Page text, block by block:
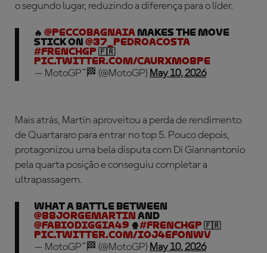
o segundo lugar, reduzindo a diferença para o líder.
🔥 @peccobagnaia makes the move
stick on @37_pedroacosta
#FrenchGP 🇫🇷
pic.twitter.com/CAUrxMO8PE
— MotoGP™🏁 (@MotoGP) May 10, 2026
Mais atrás, Martín aproveitou a perda de rendimento
de Quartararo para entrar no top 5. Pouco depois,
protagonizou uma bela disputa com Di Giannantonio
pela quarta posição e conseguiu completar a
ultrapassagem.
What a battle between
@88jorgemartin and
@fabiodiggia49 🍿#FrenchGP 🇫🇷
pic.twitter.com/Ioj4eFONwV
— MotoGP™🏁 (@MotoGP) May 10, 2026